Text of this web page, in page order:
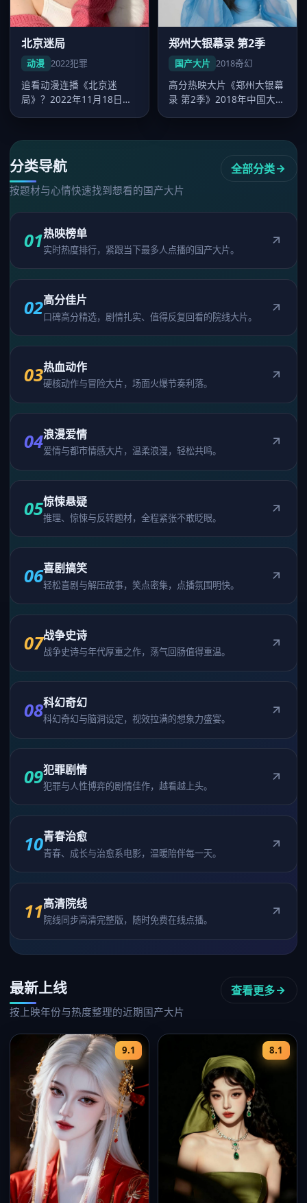
北京迷局
动漫 2022犯罪
追看动漫连播《北京迷
局》？2022年11月18日起
郑州大银幕录 第2季
国产大片 2018奇幻
高分热映大片《郑州大银幕
录 第2季》2018年中国大陆
分类导航
按题材与心情快速找到想看的国产大片
全部分类
01热映榜单
实时热度排行，紧跟当下最多人点播的国产大片。
02高分佳片
口碑高分精选，剧情扎实、值得反复回看的院线大片。
03热血动作
硬核动作与冒险大片，场面火爆节奏利落。
04浪漫爱情
爱情与都市情感大片，温柔浪漫，轻松共鸣。
05惊悚悬疑
推理、惊悚与反转题材，全程紧张不敢眨眼。
06喜剧搞笑
轻松喜剧与解压故事，笑点密集，点播氛围明快。
07战争史诗
战争史诗与年代厚重之作，荡气回肠值得重温。
08科幻奇幻
科幻奇幻与脑洞设定，视效拉满的想象力盛宴。
09犯罪剧情
犯罪与人性博弈的剧情佳作，越看越上头。
10青春治愈
青春、成长与治愈系电影，温暖陪伴每一天。
11高清院线
院线同步高清完整版，随时免费在线点播。
最新上线
按上映年份与热度整理的近期国产大片
查看更多
9.1 8.1